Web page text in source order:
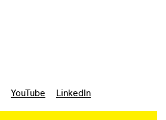
YouTube LinkedIn